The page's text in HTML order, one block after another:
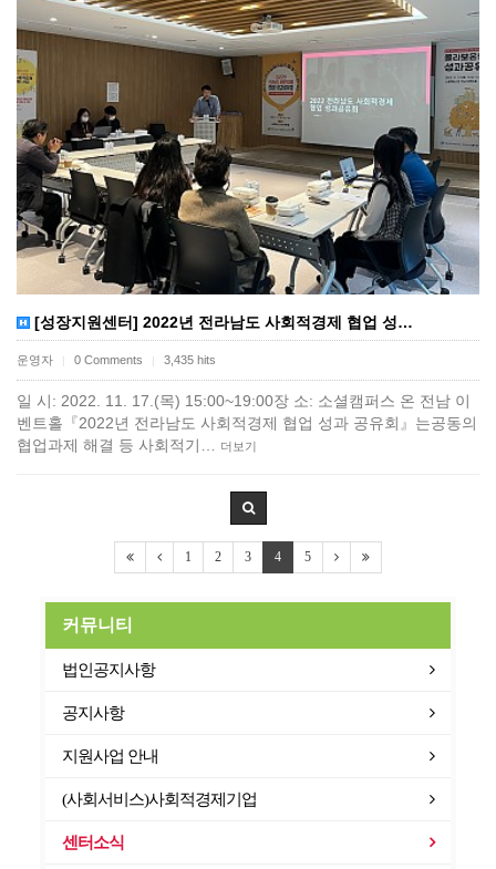
[성장지원센터] 2022년 전라남도 사회적경제 협업 성…
운영자 | 0 Comments | 3,435 hits
일 시: 2022. 11. 17.(목) 15:00~19:00장 소: 소셜캠퍼스 온 전남 이
벤트홀『2022년 전라남도 사회적경제 협업 성과 공유회』는공동의
협업과제 해결 등 사회적기…
더보기
1 2 3 4 5
커뮤니티
법인공지사항
공지사항
지원사업 안내
(사회서비스)사회적경제기업
센터소식